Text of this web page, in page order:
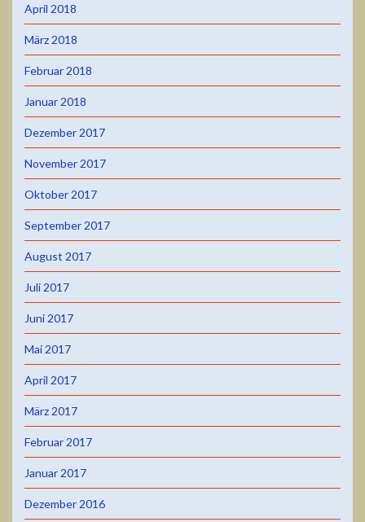
April 2018
März 2018
Februar 2018
Januar 2018
Dezember 2017
November 2017
Oktober 2017
September 2017
August 2017
Juli 2017
Juni 2017
Mai 2017
April 2017
März 2017
Februar 2017
Januar 2017
Dezember 2016